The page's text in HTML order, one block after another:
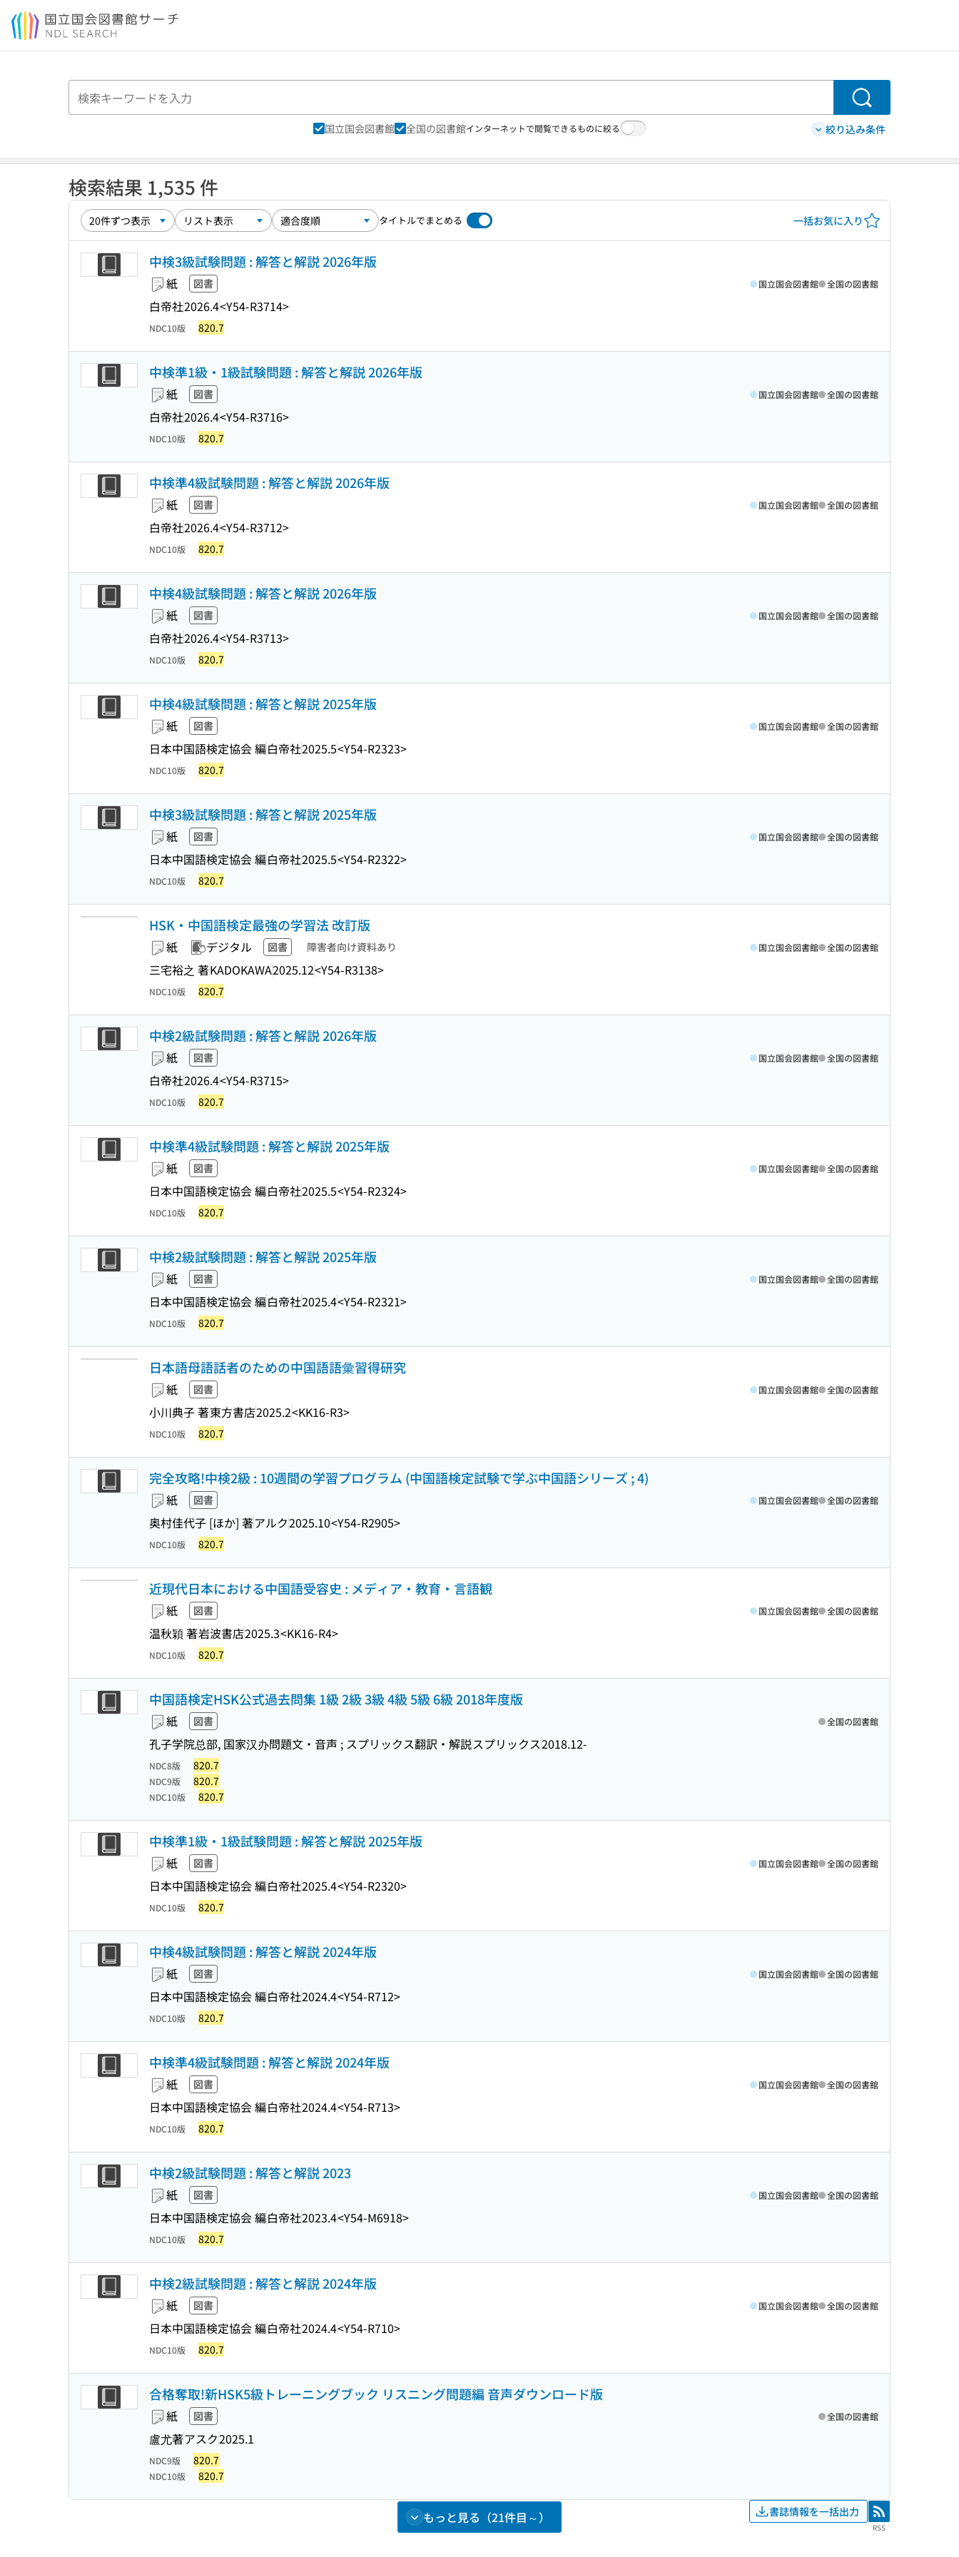
本文へ移動
検索
国立国会図書館 全国の図書館インターネットで閲覧できるものに絞る 絞り込み条件
検索結果 1,535 件
タイトルでまとめる 一括お気に入り
中検3級試験問題 : 解答と解説 2026年版
紙 図書
白帝社2026.4<Y54-R3714>
国立国会図書館 全国の図書館
NDC10版 820.7
中検準1級・1級試験問題 : 解答と解説 2026年版
紙 図書
白帝社2026.4<Y54-R3716>
国立国会図書館 全国の図書館
NDC10版 820.7
中検準4級試験問題 : 解答と解説 2026年版
紙 図書
白帝社2026.4<Y54-R3712>
国立国会図書館 全国の図書館
NDC10版 820.7
中検4級試験問題 : 解答と解説 2026年版
紙 図書
白帝社2026.4<Y54-R3713>
国立国会図書館 全国の図書館
NDC10版 820.7
中検4級試験問題 : 解答と解説 2025年版
紙 図書
日本中国語検定協会 編白帝社2025.5<Y54-R2323>
国立国会図書館 全国の図書館
NDC10版 820.7
中検3級試験問題 : 解答と解説 2025年版
紙 図書
日本中国語検定協会 編白帝社2025.5<Y54-R2322>
国立国会図書館 全国の図書館
NDC10版 820.7
HSK・中国語検定最強の学習法 改訂版
紙 デジタル 図書 障害者向け資料あり
三宅裕之 著KADOKAWA2025.12<Y54-R3138>
国立国会図書館 全国の図書館
NDC10版 820.7
中検2級試験問題 : 解答と解説 2026年版
紙 図書
白帝社2026.4<Y54-R3715>
国立国会図書館 全国の図書館
NDC10版 820.7
中検準4級試験問題 : 解答と解説 2025年版
紙 図書
日本中国語検定協会 編白帝社2025.5<Y54-R2324>
国立国会図書館 全国の図書館
NDC10版 820.7
中検2級試験問題 : 解答と解説 2025年版
紙 図書
日本中国語検定協会 編白帝社2025.4<Y54-R2321>
国立国会図書館 全国の図書館
NDC10版 820.7
日本語母語話者のための中国語語彙習得研究
紙 図書
小川典子 著東方書店2025.2<KK16-R3>
国立国会図書館 全国の図書館
NDC10版 820.7
完全攻略!中検2級 : 10週間の学習プログラム (中国語検定試験で学ぶ中国語シリーズ ; 4)
紙 図書
奥村佳代子 [ほか] 著アルク2025.10<Y54-R2905>
国立国会図書館 全国の図書館
NDC10版 820.7
近現代日本における中国語受容史 : メディア・教育・言語観
紙 図書
温秋穎 著岩波書店2025.3<KK16-R4>
国立国会図書館 全国の図書館
NDC10版 820.7
中国語検定HSK公式過去問集 1級 2級 3級 4級 5級 6級 2018年度版
紙 図書
孔子学院总部, 国家汉办問題文・音声 ; スプリックス翻訳・解説スプリックス2018.12-
全国の図書館
NDC8版 820.7
NDC9版 820.7
NDC10版 820.7
中検準1級・1級試験問題 : 解答と解説 2025年版
紙 図書
日本中国語検定協会 編白帝社2025.4<Y54-R2320>
国立国会図書館 全国の図書館
NDC10版 820.7
中検4級試験問題 : 解答と解説 2024年版
紙 図書
日本中国語検定協会 編白帝社2024.4<Y54-R712>
国立国会図書館 全国の図書館
NDC10版 820.7
中検準4級試験問題 : 解答と解説 2024年版
紙 図書
日本中国語検定協会 編白帝社2024.4<Y54-R713>
国立国会図書館 全国の図書館
NDC10版 820.7
中検2級試験問題 : 解答と解説 2023
紙 図書
日本中国語検定協会 編白帝社2023.4<Y54-M6918>
国立国会図書館 全国の図書館
NDC10版 820.7
中検2級試験問題 : 解答と解説 2024年版
紙 図書
日本中国語検定協会 編白帝社2024.4<Y54-R710>
国立国会図書館 全国の図書館
NDC10版 820.7
合格奪取!新HSK5級トレーニングブック リスニング問題編 音声ダウンロード版
紙 図書
盧尤著アスク2025.1
全国の図書館
NDC9版 820.7
NDC10版 820.7
もっと見る（21件目～） 書誌情報を一括出力 RSS
RSS